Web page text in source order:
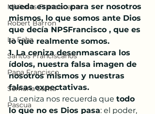
Misiones Franciscanas
Robert Barron
La Faba
Santos Franciscanos
Papa Francisco
Semana Santa
Pascua
queda espacio para ser nosotros
mismos, lo que somos ante Dios
que decía NPSFrancisco , que es
lo que realmente somos.
1. La ceniza desenmascara los
ídolos, nuestra falsa imagen de
nosotros mismos y nuestras
falsas expectativas.
La ceniza nos recuerda que todo
lo que no es Dios pasa: el poder,